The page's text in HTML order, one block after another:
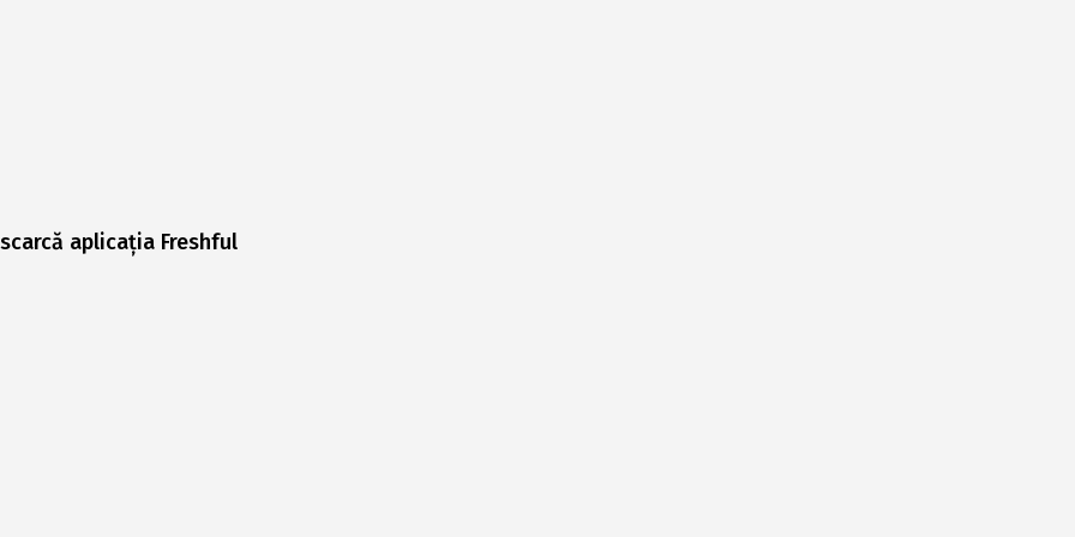
aplicația Freshful